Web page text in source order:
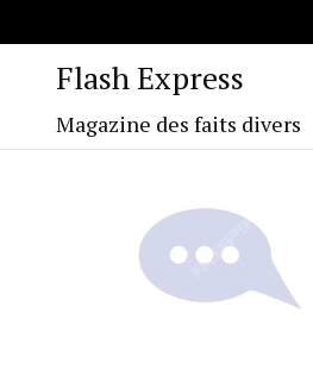
Flash Express
Magazine des faits divers